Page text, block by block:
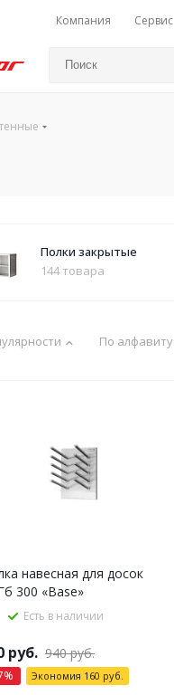
Компания Сервис
Полки закрытые
144 товара
По алфавиту
навесная для досок
300 «Base»
Есть в наличии
руб. 940руб.
% Экономия 160 руб.